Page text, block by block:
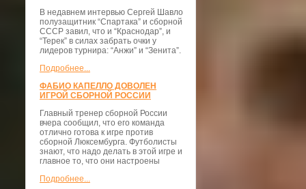
В недавнем интервью Сергей Шавло
полузащитник “Спартака” и сборной
СССР завил, что и “Краснодар”, и
“Терек” в силах забрать очки у
лидеров турнира: “Анжи” и “Зенита”.
Подробнее...
ФАБИО КАПЕЛЛО ДОВОЛЕН
ИГРОЙ СБОРНОЙ РОССИИ
Главный тренер сборной России
вчера сообщил, что его команда
отлично готова к игре против
сборной Люксембурга. Футболисты
знают, что надо делать в этой игре и
главное то, что они настроены
Подробнее...